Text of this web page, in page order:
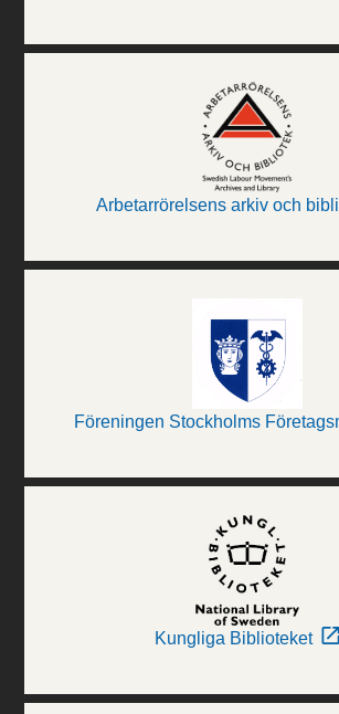
Arbetarrörelsens arkiv och
Föreningen Stockholms
Kungliga Biblioteket